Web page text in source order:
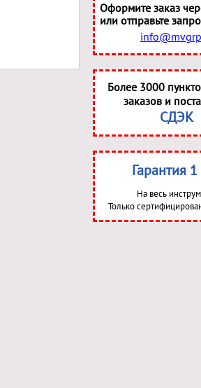
Оформите заказ
или отправьте
Более 3000
заказов и
СДЭК
Гарантия 1
На весь
Только